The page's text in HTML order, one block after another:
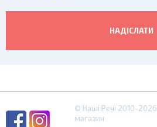
© Наші Речі 2010-2026
магазин